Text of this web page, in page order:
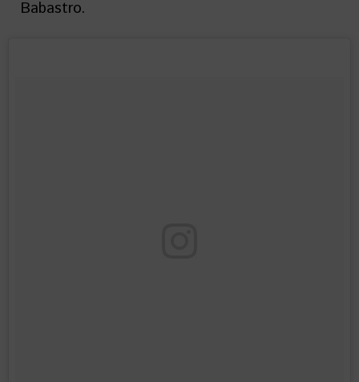
Babastro.